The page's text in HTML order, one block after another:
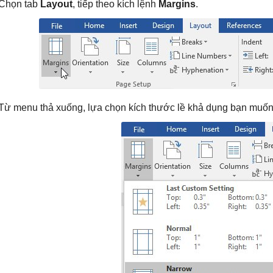
tab Layout, tiếp theo kích lệnh Margins.
menu thả xuống, lựa chọn kích thước lề khả dụng bạn